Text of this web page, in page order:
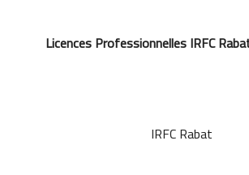
Licences Professionnelles IRFC
IRFC Rabat